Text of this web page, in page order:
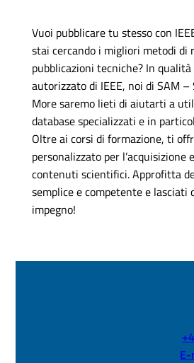
Vuoi pubblicare tu stesso con
stai cercando i migliori metodi di
pubblicazioni tecniche? In
autorizzato di IEEE, noi di SAM –
More saremo lieti di aiutarti a
database specializzati e in
Oltre ai corsi di formazione, ti
personalizzato per l’acquisizione
contenuti scientifici. Approfitta
semplice e competente e lasciati
impegno!